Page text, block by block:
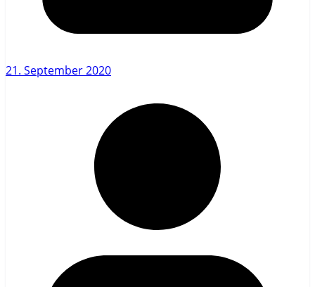
21. September 2020